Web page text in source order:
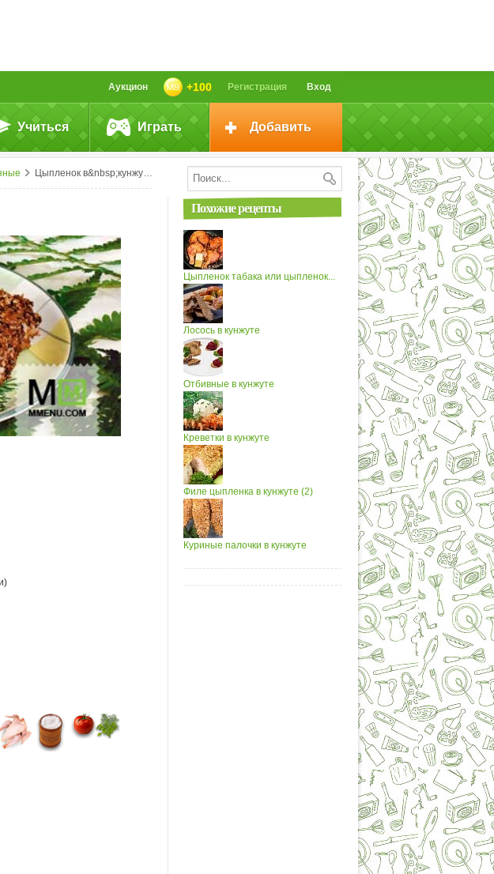
Вход
Регистрация
+100
Аукцион
Учиться Играть Добавить
Цыпленок в&nbsp;кунжуте
Похожие рецепты
Цыпленок табака или цыпленок...
Лосось в кунжуте
Отбивные в кунжуте
Креветки в кунжуте
Филе цыпленка в кунжуте (2)
Куриные палочки в кунжуте